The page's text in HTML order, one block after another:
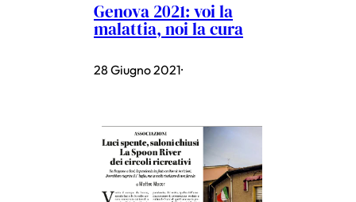
Genova 2021: voi la
malattia, noi la cura
28 Giugno 2021·